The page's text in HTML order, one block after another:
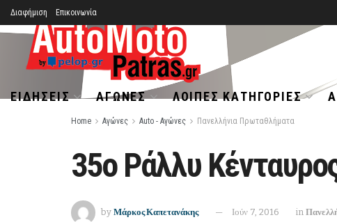
Διαφήμιση Επικοινωνία
ΕΙΔΉΣΕΙΣ ΑΓΏΝΕΣ ΛΟΙΠΈΣ ΚΑΤΗΓΟΡΊΕΣ
Home Αγώνες Auto - Αγώνες Πανελλήνια Πρωταθλήματα
35ο Ράλλυ
by Μάρκος Καπετανάκης Ιούν 7, 2016 in